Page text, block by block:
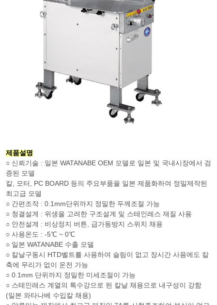
제품설명
○ 신뢰기술 : 일본 WATANABE OEM 모델로 일본 및 국내시장에서 검
증된 모델
칼, 모터, PC BOARD 등의 주요부품을 일본 제품화하여 정밀제작된
최고급 모델
○ 간편조작 : 0.1mm단위까지 정밀한 두께조절 가능
○ 청결설계 : 위생을 고려한 구조설계 및 스테인레스 재질 사용
○ 안전설계 : 비상정지 버튼, 급가동방지 스위치 채용
○ 사용온도 : -5℃ ~ 0℃
○ 일본 WATANABE 수출 모델
○ 칼날구동시 HTD벨트를 사용하여 슬림이 없고 장시간 사용에도 칼
축에 무리가 없이 운전 가능
○ 0.1mm 단위까지 정밀한 미세조절이 가능
○ 스테인레스 계열의 특수강으로 된 칼날 채용으로 내구성이 강함
(일본 와타나베 수입칼 채용)